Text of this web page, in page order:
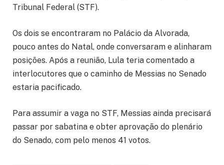
Tribunal Federal (STF).
Os dois se encontraram no Palácio da Alvorada,
pouco antes do Natal, onde conversaram e alinharam
posições. Após a reunião, Lula teria comentado a
interlocutores que o caminho de Messias no Senado
estaria pacificado.
Para assumir a vaga no STF, Messias ainda precisará
passar por sabatina e obter aprovação do plenário
do Senado, com pelo menos 41 votos.